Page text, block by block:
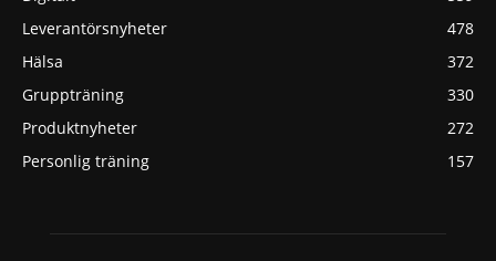
Leverantörsnyheter
478
Hälsa
372
Gruppträning
330
Produktnyheter
272
Personlig träning
157